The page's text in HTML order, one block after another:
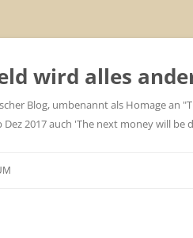
wird alles
Blog, umbenannt als Homage an
2017 auch 'The next money will